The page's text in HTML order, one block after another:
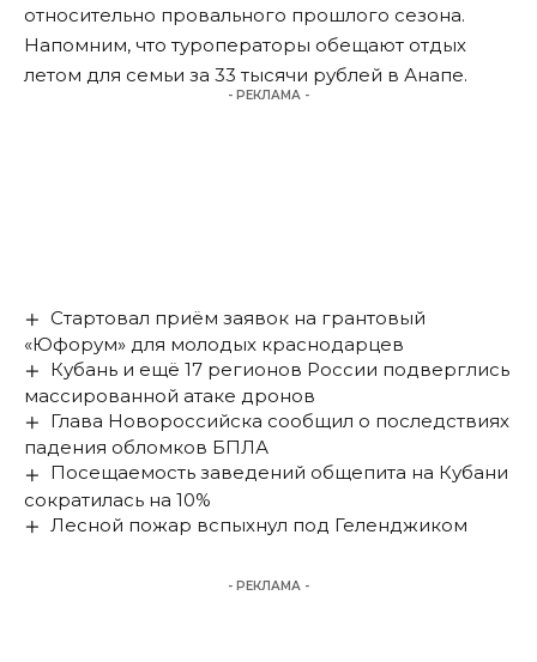
относительно провального прошлого сезона.
Напомним, что туроператоры обещают отдых
летом для семьи за 33 тысячи рублей в Анапе.
- РЕКЛАМА -
Стартовал приём заявок на грантовый
«Юфорум» для молодых краснодарцев
Кубань и ещё 17 регионов России подверглись
массированной атаке дронов
Глава Новороссийска сообщил о последствиях
падения обломков БПЛА
Посещаемость заведений общепита на Кубани
сократилась на 10%
Лесной пожар вспыхнул под Геленджиком
- РЕКЛАМА -